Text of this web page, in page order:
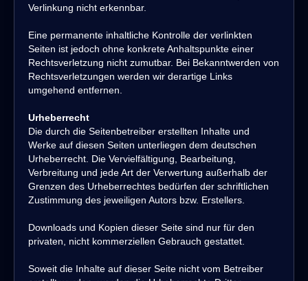
Verlinkung nicht erkennbar.
Eine permanente inhaltliche Kontrolle der verlinkten
Seiten ist jedoch ohne konkrete Anhaltspunkte einer
Rechtsverletzung nicht zumutbar. Bei Bekanntwerden von
Rechtsverletzungen werden wir derartige Links
umgehend entfernen.
Urheberrecht
Die durch die Seitenbetreiber erstellten Inhalte und
Werke auf diesen Seiten unterliegen dem deutschen
Urheberrecht. Die Vervielfältigung, Bearbeitung,
Verbreitung und jede Art der Verwertung außerhalb der
Grenzen des Urheberrechtes bedürfen der schriftlichen
Zustimmung des jeweiligen Autors bzw. Erstellers.
Downloads und Kopien dieser Seite sind nur für den
privaten, nicht kommerziellen Gebrauch gestattet.
Soweit die Inhalte auf dieser Seite nicht vom Betreiber